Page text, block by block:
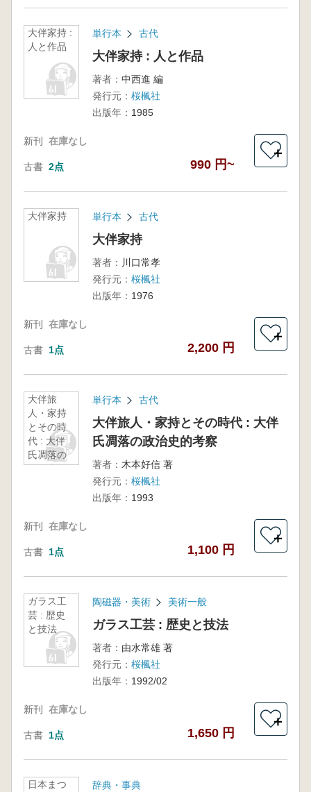
大伴家持 :
人と作品
単行本 古代
大伴家持 : 人と作品
著者： 中西進 編
発行元： 桜楓社
出版年： 1985
新刊 在庫なし
古書 2点 990 円~
＋
大伴家持 単行本 古代
大伴家持
著者： 川口常孝
発行元： 桜楓社
出版年： 1976
新刊 在庫なし
古書 1点 2,200 円
＋
大伴旅
人・家持
とその時
代 : 大伴
氏凋落の
政治史的
単行本 古代
大伴旅人・家持とその時代 : 大伴
氏凋落の政治史的考察
著者： 木本好信 著
発行元： 桜楓社
出版年： 1993
新刊 在庫なし
古書 1点 1,100 円
＋
ガラス工
芸 : 歴史
と技法
陶磁器・美術 美術一般
ガラス工芸 : 歴史と技法
著者： 由水常雄 著
発行元： 桜楓社
出版年： 1992/02
新刊 在庫なし
古書 1点 1,650 円
＋
日本まつ
辞典・事典